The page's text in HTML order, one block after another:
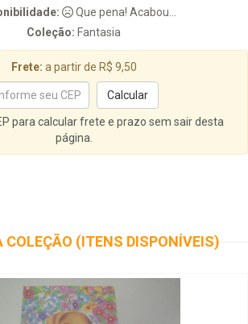
Que pena! Acabou...
Coleção: Fantasia
Frete: a partir de R$ 9,50
para calcular frete e prazo sem sair desta
página.
COLEÇÃO (ITENS DISPONÍVEIS)